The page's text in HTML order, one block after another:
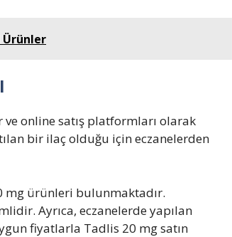
Ürünler
ve online satış platformları olarak
bir ilaç olduğu için eczanelerden
mg ürünleri bulunmaktadır.
Ayrıca, eczanelerde yapılan
fiyatlarla Tadlis 20 mg satın